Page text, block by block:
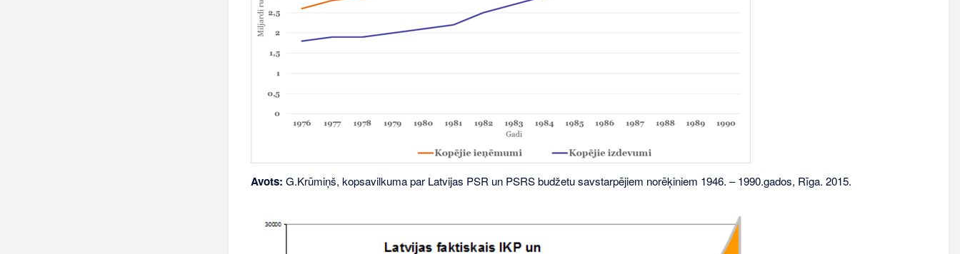
Avots: G.Krūmiņš, kopsavilkuma par Latvijas PSR un PSRS budžetu savstarpējiem norēķiniem 1946. – 1990.gados, Rīga. 2015.